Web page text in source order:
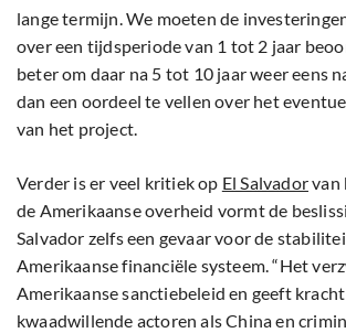
lange termijn. We moeten de
over een tijdsperiode van 1 tot 2 jaar
beter om daar na 5 tot 10 jaar weer eens
dan een oordeel te vellen over het
van het project.
Verder is er veel kritiek op El Salvadorvan
de Amerikaanse overheid vormt de
Salvador zelfs een gevaar voor de
Amerikaanse financiële systeem. “Het
Amerikaanse sanctiebeleid en geeft
kwaadwillende actoren als China en